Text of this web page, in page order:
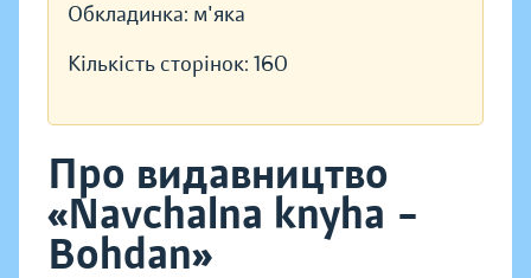
Обкладинка: м'яка
Кількість сторінок: 160
Про видавництво
«Navchalna knyha –
Bohdan»